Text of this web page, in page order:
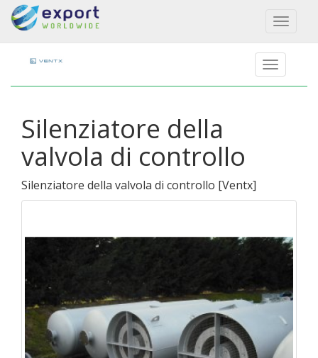
Toggle
Silenziatore della
valvola di controllo
Silenziatore della valvola di controllo [Ventx]